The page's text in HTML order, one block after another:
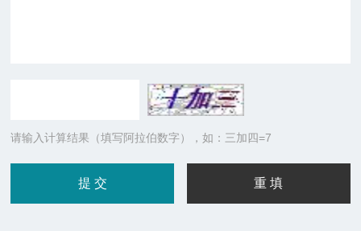
请输入计算结果（填写阿拉伯数字），如：三加四=7